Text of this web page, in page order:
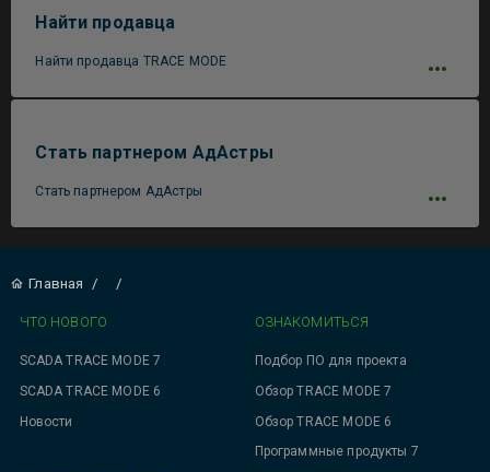
Найти продавца
Найти продавца TRACE MODE
Стать партнером АдАстры
Стать партнером АдАстры
Главная / /
ЧТО НОВОГО
SCADA TRACE MODE 7
SCADA TRACE MODE 6
Новости
ОЗНАКОМИТЬСЯ
Подбор ПО для проекта
Обзор TRACE MODE 7
Обзор TRACE MODE 6
Программные продукты 7